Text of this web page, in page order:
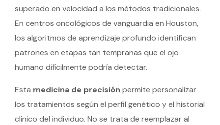
superado en velocidad a los métodos tradicionales.
En centros oncológicos de vanguardia en Houston,
los algoritmos de aprendizaje profundo identifican
patrones en etapas tan tempranas que el ojo
humano difícilmente podría detectar.
Esta medicina de precisión permite personalizar
los tratamientos según el perfil genético y el historial
clínico del individuo. No se trata de reemplazar al